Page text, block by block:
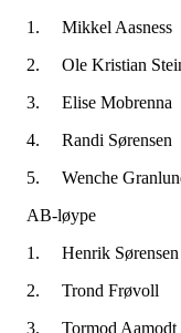
1. Mikkel
2. Ole Kristian
3. Elise
4. Randi
5. Wenche
AB-
1. Henrik
2. Trond
3. Tormod